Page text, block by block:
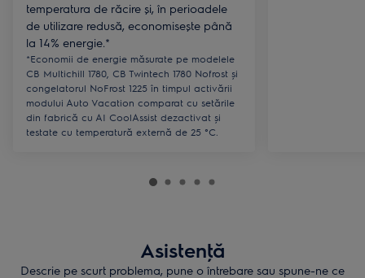
temperatura de răcire și, în perioadele
de utilizare redusă, economisește până
la 14% energie.*
*Economii de energie măsurate pe modelele
CB Multichill 1780, CB Twintech 1780 Nofrost și
congelatorul NoFrost 1225 în timpul activării
modului Auto Vacation comparat cu setările
din fabrică cu AI CoolAssist dezactivat și
testate cu temperatură externă de 25 °C.
Asistenţă
Descrie pe scurt problema, pune o întrebare sau spune-ne ce